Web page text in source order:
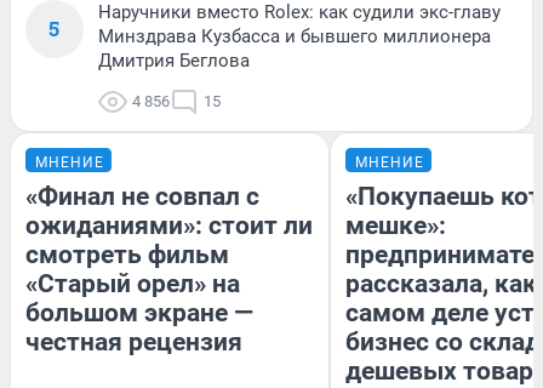
5
Наручники вместо Rolex: как судили экс-главу
Минздрава Кузбасса и бывшего миллионера
Дмитрия Беглова
4 856 15
МНЕНИЕ
«Финал не совпал с
ожиданиями»: стоит ли
смотреть фильм
«Старый орел» на
большом экране —
честная рецензия
МНЕНИЕ
«Покупаешь
мешке»:
рассказала, как
самом деле
бизнес со
дешевых